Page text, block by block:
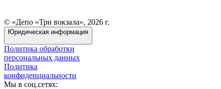
© «Депо «Три вокзала», 2026 г.
Юридическая информация
Политика обработки
персональных данных
Политика
конфиденциальности
Мы в соц.сетях: